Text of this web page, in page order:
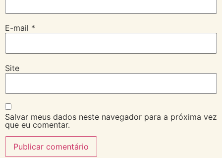
E-mail *
Site
Salvar meus dados neste navegador para a próxima vez
que eu comentar.